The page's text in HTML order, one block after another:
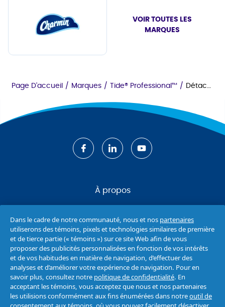
VOIR TOUTES LES
MARQUES
Page D'accueil / Marques / Tide® Professional™ / Détachant De Graisse Tide Pro P&g Pro Line
À propos
Politique de confidentialité
Déclaration d’accessibilité
Conditions d’utilisation
Dans le cadre de notre communauté, nous et nos partenaires
utiliserons des témoins, pixels et technologies similaires de première
et de tierce partie (« témoins ») sur ce site Web afin de vous
proposer des publicités personnalisées en fonction de vos intérêts
et de vos habitudes en matière de navigation, d’effectuer des
analyses et d’améliorer votre expérience de navigation. Pour en
savoir plus, consultez notre politique de confidentialité. En
acceptant les témoins, vous acceptez que nous et nos partenaires
les utilisions conformément aux fins énumérées dans notreoutil de